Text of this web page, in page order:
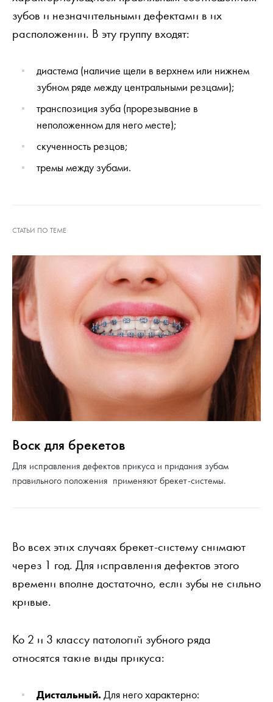
зубов и незначительными дефектами в их
расположении. В эту группу входят:
диастема (наличие щели в верхнем или нижнем
зубном ряде между центральными резцами);
транспозиция зуба (прорезывание в
неположенном для него месте);
скученность резцов;
тремы между зубами.
Воск для брекетов
Для исправления дефектов прикуса и придания зубам
правильного положения применяют брекет-системы.
Во всех этих случаях брекет-систему снимают
через 1 год. Для исправления дефектов этого
времени вполне достаточно, если зубы не сильно
кривые.
Ко 2 и 3 классу патологий зубного ряда
относятся такие виды прикуса:
Дистальный. Для него характерно: